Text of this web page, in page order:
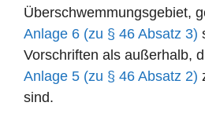
Überschwemmungsgebiet,
Anlage 6 (zu § 46 Absatz 3)
Vorschriften als außerhalb,
Anlage 5 (zu § 46 Absatz 2)
sind.